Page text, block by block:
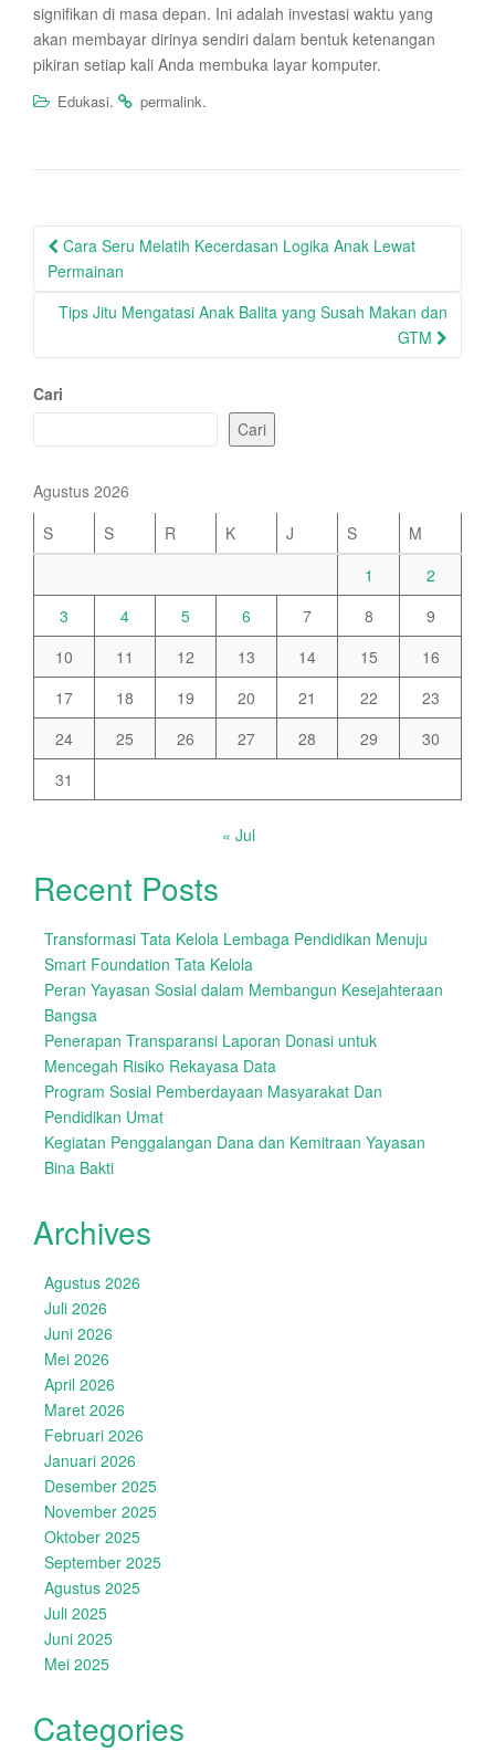
signifikan di masa depan. Ini adalah investasi waktu yang
akan membayar dirinya sendiri dalam bentuk ketenangan
pikiran setiap kali Anda membuka layar komputer.
Edukasi. permalink.
Post
navigation
Cara Seru Melatih Kecerdasan Logika Anak Lewat
Permainan
Tips Jitu Mengatasi Anak Balita yang Susah Makan dan
GTM
Cari
Cari
Agustus 2026
S
S R K J S
M
1
2
3
4 5 6 7 8
9
10
11 12 13 14 15
16
17
18 19 20 21 22
23
24
25 26 27 28 29
30
31
« Jul
Recent Posts
Transformasi Tata Kelola Lembaga Pendidikan Menuju
Smart Foundation Tata Kelola
Peran Yayasan Sosial dalam Membangun Kesejahteraan
Bangsa
Penerapan Transparansi Laporan Donasi untuk
Mencegah Risiko Rekayasa Data
Program Sosial Pemberdayaan Masyarakat Dan
Pendidikan Umat
Kegiatan Penggalangan Dana dan Kemitraan Yayasan
Bina Bakti
Archives
Agustus 2026
Juli 2026
Juni 2026
Mei 2026
April 2026
Maret 2026
Februari 2026
Januari 2026
Desember 2025
November 2025
Oktober 2025
September 2025
Agustus 2025
Juli 2025
Juni 2025
Mei 2025
Categories